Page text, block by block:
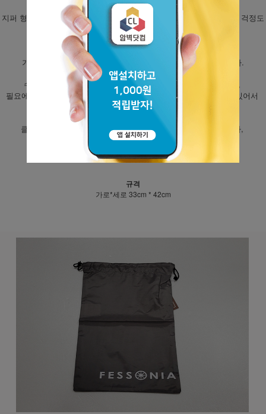
튼튼한 나일론 재질로 오랫동안 사용이 가능하며,
지퍼 형식이 아닌, 끈 조임식으로 되어 있어, 수납이 용이하고, 고장날 걱정도
없습니다.
단순하지만 실용적인 슈즈 케이스라 볼 수 있으며,
가격도 저렴해서 가성비 좋은 슈즈 케이스라 자신할 수 있습니다.
수납공간이 넉넉해서 아주 큰 슈즈 (암벽화)도 수납이 가능하며,
필요에 따라서는 여분의 소품(초크백, 초크가루) 등도 함께 넣을 수 있어서
공간활용면에서 뛰어난 제품입니다.
클라임라이트에서 암벽화 전용 케이스를 제작하려고 알아보다가,
가성비 좋은 신발 케이스를 발견하여,
제작을 잠시 멈춘 상태에서 특별히 소개하는 제품입니다.
규격
가로*세로 33cm * 42cm